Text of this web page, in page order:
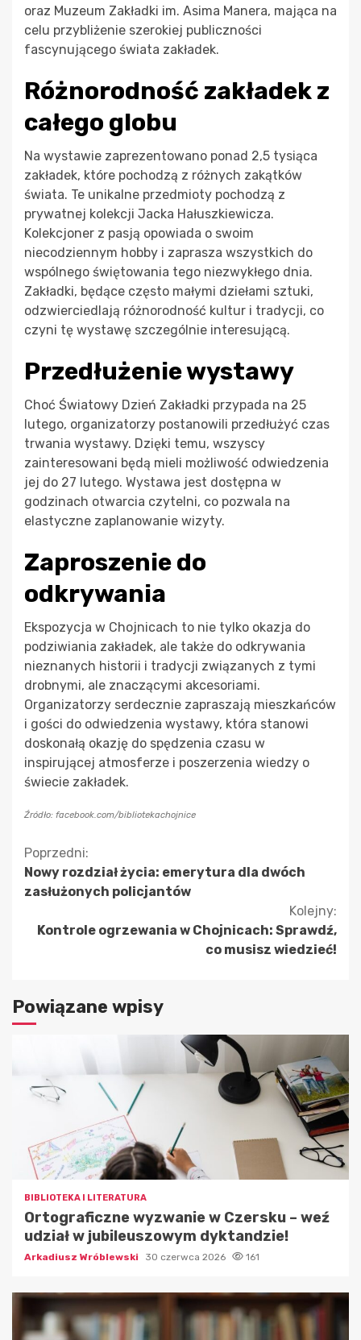
oraz Muzeum Zakładki im. Asima Manera, mająca na
celu przybliżenie szerokiej publiczności
fascynującego świata zakładek.
Różnorodność zakładek z
całego globu
Na wystawie zaprezentowano ponad 2,5 tysiąca
zakładek, które pochodzą z różnych zakątków
świata. Te unikalne przedmioty pochodzą z
prywatnej kolekcji Jacka Hałuszkiewicza.
Kolekcjoner z pasją opowiada o swoim
niecodziennym hobby i zaprasza wszystkich do
wspólnego świętowania tego niezwykłego dnia.
Zakładki, będące często małymi dziełami sztuki,
odzwierciedlają różnorodność kultur i tradycji, co
czyni tę wystawę szczególnie interesującą.
Przedłużenie wystawy
Choć Światowy Dzień Zakładki przypada na 25
lutego, organizatorzy postanowili przedłużyć czas
trwania wystawy. Dzięki temu, wszyscy
zainteresowani będą mieli możliwość odwiedzenia
jej do 27 lutego. Wystawa jest dostępna w
godzinach otwarcia czytelni, co pozwala na
elastyczne zaplanowanie wizyty.
Zaproszenie do
odkrywania
Ekspozycja w Chojnicach to nie tylko okazja do
podziwiania zakładek, ale także do odkrywania
nieznanych historii i tradycji związanych z tymi
drobnymi, ale znaczącymi akcesoriami.
Organizatorzy serdecznie zapraszają mieszkańców
i gości do odwiedzenia wystawy, która stanowi
doskonałą okazję do spędzenia czasu w
inspirującej atmosferze i poszerzenia wiedzy o
świecie zakładek.
Źródło: facebook.com/bibliotekachojnice
Kontynuuj
czytanie
Poprzedni:
Nowy rozdział życia: emerytura dla dwóch
zasłużonych policjantów
Kolejny:
Kontrole ogrzewania w Chojnicach: Sprawdź,
co musisz wiedzieć!
Powiązane wpisy
BIBLIOTEKA I LITERATURA
Ortograficzne wyzwanie w Czersku – weź
udział w jubileuszowym dyktandzie!
Arkadiusz Wróblewski 30 czerwca 2026 161